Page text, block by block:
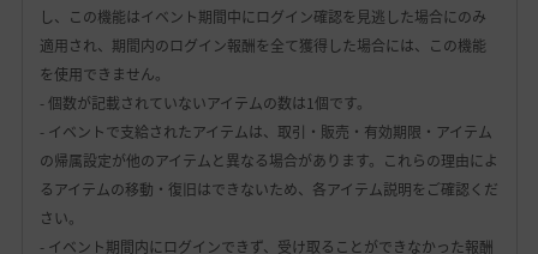
し、この機能はイベント期間中にログイン確認を見逃した場合にのみ
適用され、期間内のログイン報酬を全て獲得した場合には、この機能
を使用できません。
- 個数が記載されていないアイテムの数は1個です。
- イベントで支給されたアイテムは、取引・販売・有効期限・アイテム
の帰属設定が他のアイテムと異なる場合があります。これらの理由によ
るアイテムの移動・復旧はできないため、各アイテム説明をご確認くだ
さい。
- イベント期間内にログインできず、受け取ることができなかった報酬